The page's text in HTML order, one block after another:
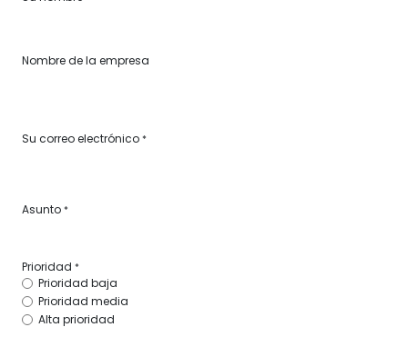
Nombre de la empresa
Su correo electrónico *
Asunto *
Prioridad *
Prioridad baja
Prioridad media
Alta prioridad